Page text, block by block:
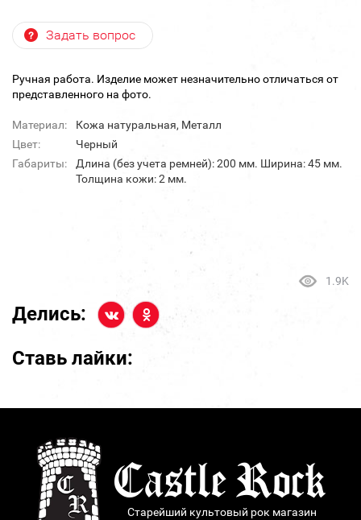
Задать вопрос
Ручная работа. Изделие может незначительно отличаться от
представленного на фото.
Материал:
Кожа натуральная, Металл
Цвет:
Черный
Габариты:
Длина (без учета ремней): 200 мм. Ширина: 45 мм.
Толщина кожи: 2 мм.
1.9K
Делись:
Ставь лайки:
Старейший культовый рок магазин